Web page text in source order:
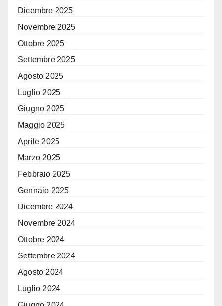
Dicembre 2025
Novembre 2025
Ottobre 2025
Settembre 2025
Agosto 2025
Luglio 2025
Giugno 2025
Maggio 2025
Aprile 2025
Marzo 2025
Febbraio 2025
Gennaio 2025
Dicembre 2024
Novembre 2024
Ottobre 2024
Settembre 2024
Agosto 2024
Luglio 2024